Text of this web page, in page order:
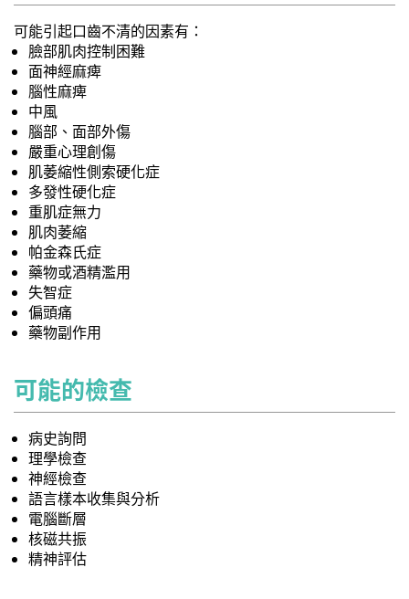
可能引起口齒不清的因素有：
臉部肌肉控制困難
面神經麻痺
腦性麻痺
中風
腦部、面部外傷
嚴重心理創傷
肌萎縮性側索硬化症
多發性硬化症
重肌症無力
肌肉萎縮
帕金森氏症
藥物或酒精濫用
失智症
偏頭痛
藥物副作用
可能的檢查
病史詢問
理學檢查
神經檢查
語言樣本收集與分析
電腦斷層
核磁共振
精神評估